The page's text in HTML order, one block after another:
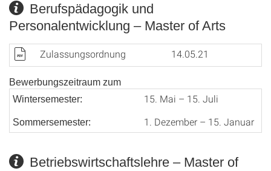
Berufspädagogik und
Personalentwicklung – Master of Arts
Zulassungsordnung 14.05.21
Bewerbungszeitraum zum
Wintersemester:
15. Mai – 15. Juli
Sommersemester: 1. Dezember – 15. Januar
Betriebswirtschaftslehre – Master of